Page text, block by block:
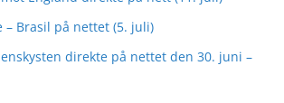
– Brasil på nettet (5. juli)
direkte på nettet den 30. juni –